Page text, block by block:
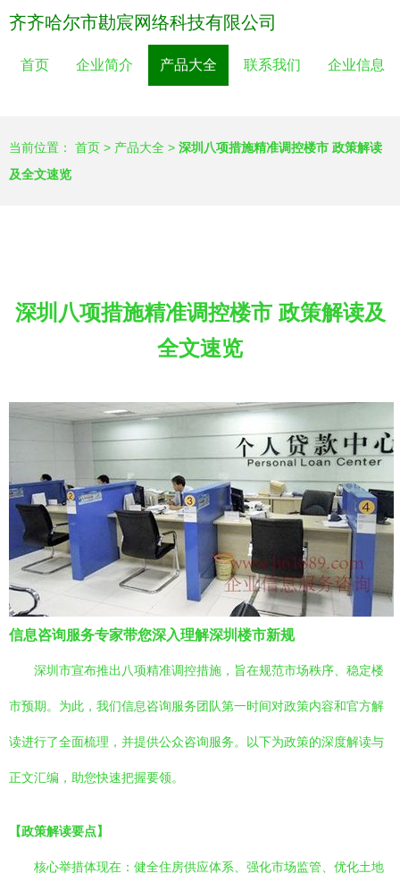
齐齐哈尔市勘宸网络科技有限公司
首页 企业简介 产品大全 联系我们 企业信息
当前位置： 首页 > 产品大全 > 深圳八项措施精准调控楼市 政策解读
及全文速览
深圳八项措施精准调控楼市 政策解读及
全文速览
信息咨询服务专家带您深入理解深圳楼市新规
深圳市宣布推出八项精准调控措施，旨在规范市场秩序、稳定楼
市预期。为此，我们信息咨询服务团队第一时间对政策内容和官方解
读进行了全面梳理，并提供公众咨询服务。以下为政策的深度解读与
正文汇编，助您快速把握要领。
【政策解读要点】
核心举措体现在：健全住房供应体系、强化市场监管、优化土地